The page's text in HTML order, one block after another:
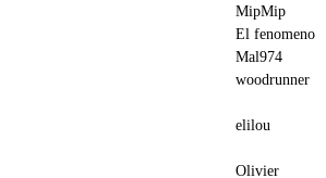
MipMip
El fenomeno
Mal974
woodrunner
elilou
Olivier